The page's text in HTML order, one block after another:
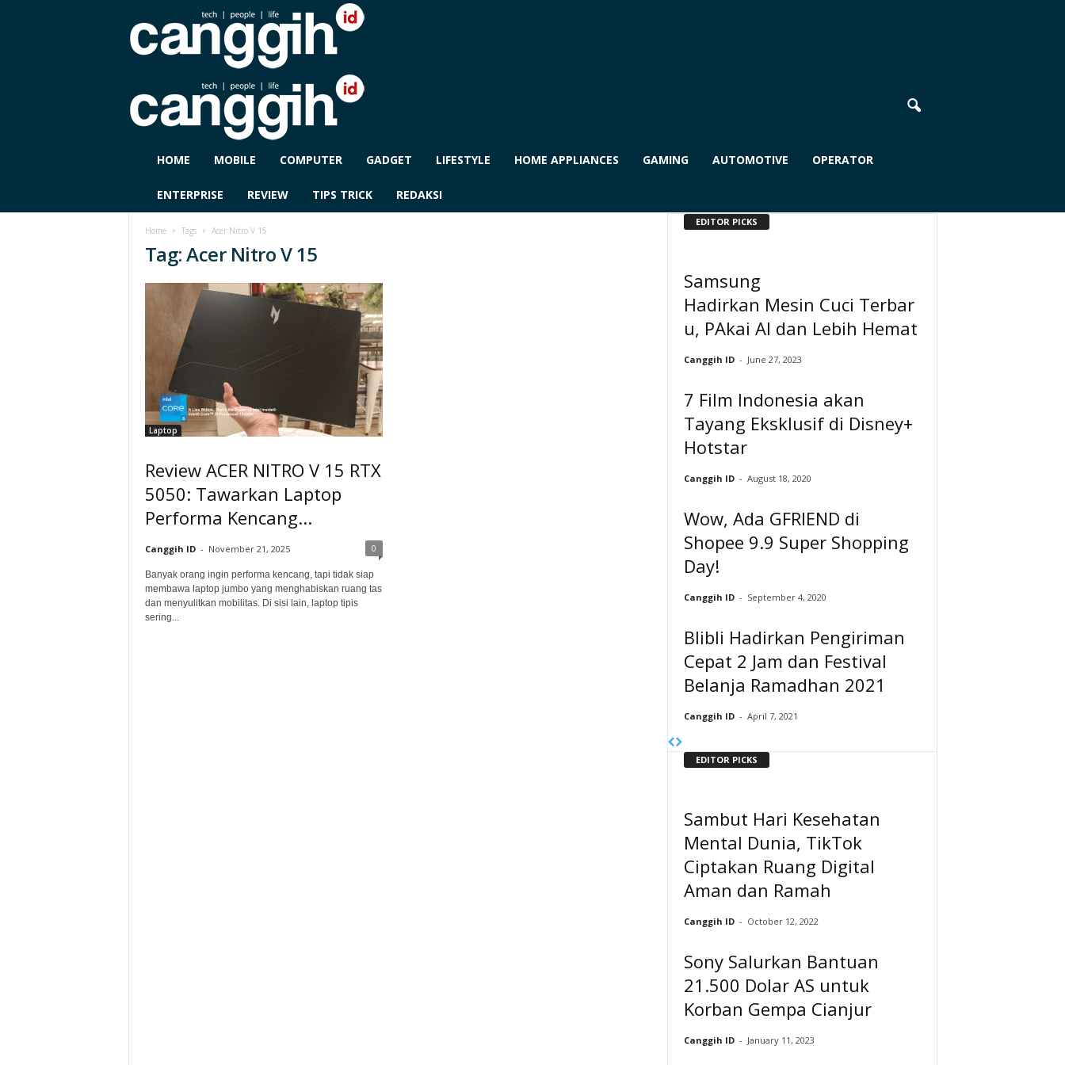
G
HOME MOBILE COMPUTER GADGET LIFESTYLE HOME APPLIANCES GAMING AUTOMOTIVE OPERATOR
ENTERPRISE REVIEW TIPS TRICK REDAKSI
Home Tags Acer Nitro V 15
Tag: Acer Nitro V 15
Laptop
Review ACER NITRO V 15 RTX
5050: Tawarkan Laptop
Performa Kencang...
Canggih ID - November 21, 2025 0
Banyak orang ingin performa kencang, tapi tidak siap
membawa laptop jumbo yang menghabiskan ruang tas
dan menyulitkan mobilitas. Di sisi lain, laptop tipis
sering...
EDITOR PICKS
Samsung
Hadirkan Mesin Cuci Terbar
u, PAkai AI dan Lebih Hemat
Canggih ID - June 27, 2023
7 Film Indonesia akan
Tayang Eksklusif di Disney+
Hotstar
Canggih ID - August 18, 2020
Wow, Ada GFRIEND di
Shopee 9.9 Super Shopping
Day!
Canggih ID - September 4, 2020
Blibli Hadirkan Pengiriman
Cepat 2 Jam dan Festival
Belanja Ramadhan 2021
Canggih ID - April 7, 2021
EDITOR PICKS
Sambut Hari Kesehatan
Mental Dunia, TikTok
Ciptakan Ruang Digital
Aman dan Ramah
Canggih ID - October 12, 2022
Sony Salurkan Bantuan
21.500 Dolar AS untuk
Korban Gempa Cianjur
Canggih ID - January 11, 2023